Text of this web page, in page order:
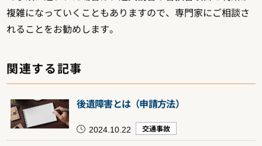
複雑になっていくこともありますので、専門家にご相談さ
れることをお勧めします。
関連する記事
後遺障害とは（申請方法）
2024.10.22 交通事故